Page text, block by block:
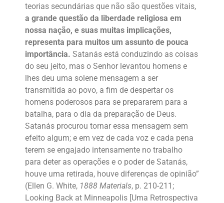
teorias secundárias que não são questões vitais,
a grande questão da liberdade religiosa em
nossa nação, e suas muitas implicações,
representa para muitos um assunto de pouca
importância. Satanás está conduzindo as coisas
do seu jeito, mas o Senhor levantou homens e
lhes deu uma solene mensagem a ser
transmitida ao povo, a fim de despertar os
homens poderosos para se prepararem para a
batalha, para o dia da preparação de Deus.
Satanás procurou tornar essa mensagem sem
efeito algum; e em vez de cada voz e cada pena
terem se engajado intensamente no trabalho
para deter as operações e o poder de Satanás,
houve uma retirada, houve diferenças de opinião”
(Ellen G. White, 1888 Materials, p. 210-211;
Looking Back at Minneapolis [Uma Retrospectiva